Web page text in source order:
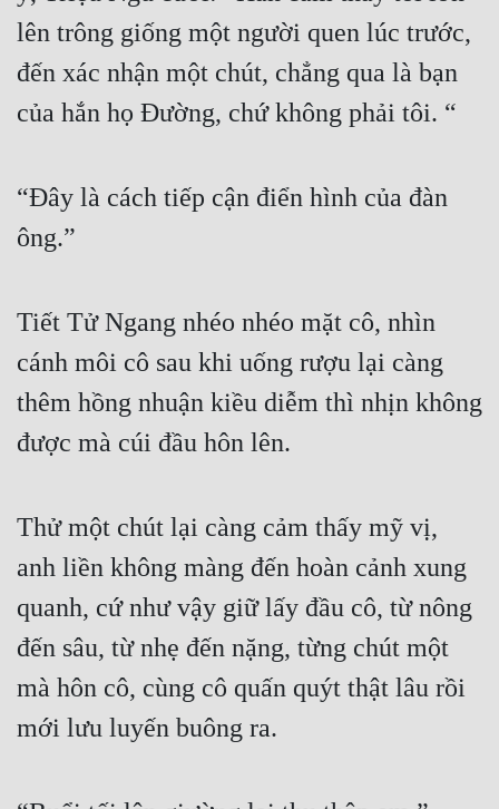
lên trông giống một người quen lúc trước,
đến xác nhận một chút, chẳng qua là bạn
của hắn họ Đường, chứ không phải tôi. “
“Đây là cách tiếp cận điển hình của đàn
ông.”
Tiết Tử Ngang nhéo nhéo mặt cô, nhìn
cánh môi cô sau khi uống rượu lại càng
thêm hồng nhuận kiều diễm thì nhịn không
được mà cúi đầu hôn lên.
Thử một chút lại càng cảm thấy mỹ vị,
anh liền không màng đến hoàn cảnh xung
quanh, cứ như vậy giữ lấy đầu cô, từ nông
đến sâu, từ nhẹ đến nặng, từng chút một
mà hôn cô, cùng cô quấn quýt thật lâu rồi
mới lưu luyến buông ra.